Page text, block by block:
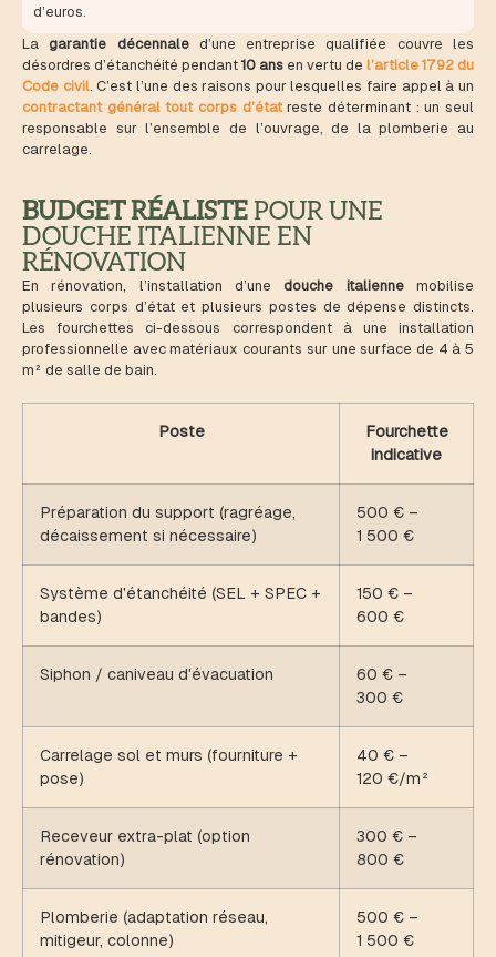
d’euros.
La garantie décennaled’une entreprise qualifiée couvre les
désordres d’étanchéité pendant 10 ans en vertu de l’article 1792 du
Code civil. C’est l’une des raisons pour lesquelles faire appel à un
contractant général tout corps d’étatreste déterminant : un seul
responsable sur l’ensemble de l’ouvrage, de la plomberie au
carrelage.
BUDGET RÉALISTE POUR UNE
DOUCHE ITALIENNE EN
RÉNOVATION
En rénovation, l’installation d’une douche italiennemobilise
plusieurs corps d’état et plusieurs postes de dépense distincts.
Les fourchettes ci-dessous correspondent à une installation
professionnelle avec matériaux courants sur une surface de 4 à 5
m² de salle de bain.
Poste
Fourchette
indicative
Préparation du support (ragréage,
décaissement si nécessaire)
500 € –
1 500 €
Système d'étanchéité (SEL + SPEC +
bandes)
150 € –
600 €
Siphon / caniveau d'évacuation
60 € –
300 €
Carrelage sol et murs (fourniture +
pose)
40 € –
120 €/m²
Receveur extra-plat (option
rénovation)
300 € –
800 €
Plomberie (adaptation réseau,
mitigeur, colonne)
500 € –
1 500 €